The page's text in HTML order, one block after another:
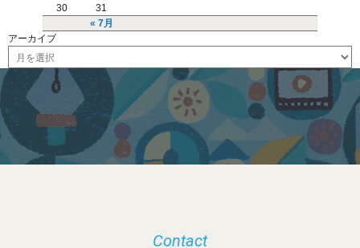
« 7月
30
31
アーカイブ
ー
ブ
Contact